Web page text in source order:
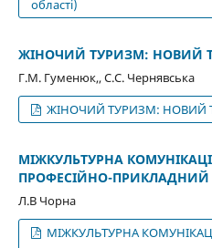
області)
ЖІНОЧИЙ ТУРИЗМ: НОВИЙ
Г.М. Гуменюк,, С.С. Чернявська
ЖІНОЧИЙ ТУРИЗМ: НОВИЙ
МІЖКУЛЬТУРНА
ПРОФЕСІЙНО-ПРИКЛАДНИЙ
Л.В Чорна
МІЖКУЛЬТУРНА